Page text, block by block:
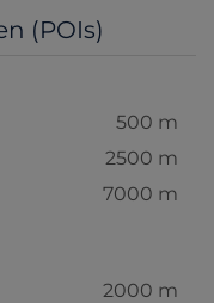
(POIs)
500 m
2500 m
7000 m
2000 m